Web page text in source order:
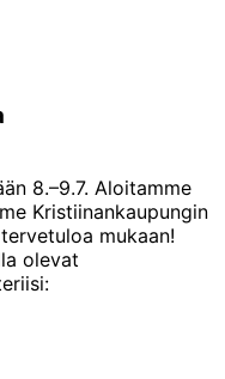
8.–9.7. Aloitamme
Kristiinankaupungin
mukaan!
olevat